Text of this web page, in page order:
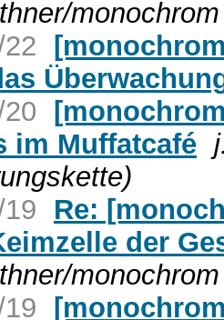
im Muffatcafé
Re:
der